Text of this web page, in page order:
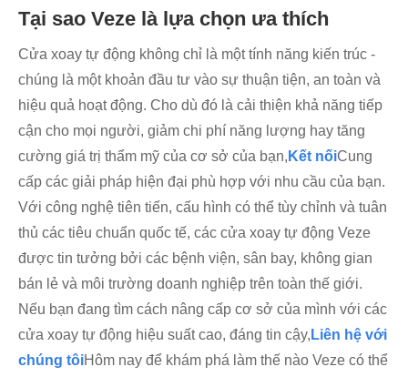
Tại sao Veze là lựa chọn ưa thích
Cửa xoay tự động không chỉ là một tính năng kiến ​​trúc -
chúng là một khoản đầu tư vào sự thuận tiện, an toàn và
hiệu quả hoạt động. Cho dù đó là cải thiện khả năng tiếp
cận cho mọi người, giảm chi phí năng lượng hay tăng
cường giá trị thẩm mỹ của cơ sở của bạn, Kết nốiCung
cấp các giải pháp hiện đại phù hợp với nhu cầu của bạn.
Với công nghệ tiên tiến, cấu hình có thể tùy chỉnh và tuân
thủ các tiêu chuẩn quốc tế, các cửa xoay tự động Veze
được tin tưởng bởi các bệnh viện, sân bay, không gian
bán lẻ và môi trường doanh nghiệp trên toàn thế giới.
Nếu bạn đang tìm cách nâng cấp cơ sở của mình với các
cửa xoay tự động hiệu suất cao, đáng tin cậy, Liên hệ với
chúng tôiHôm nay để khám phá làm thế nào Veze có thể